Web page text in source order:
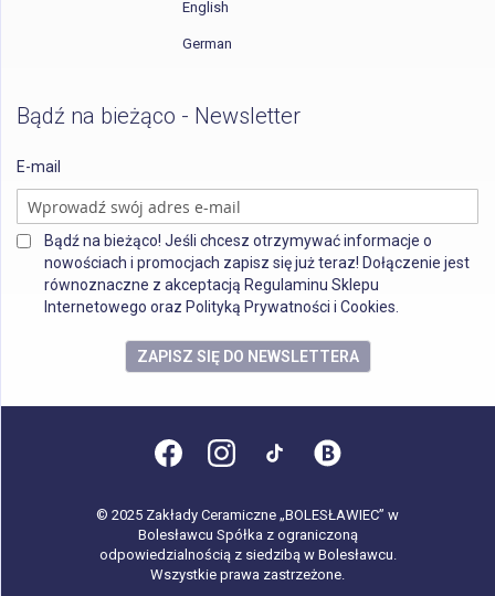
English
German
Bądź na bieżąco - Newsletter
E-mail
Bądź na bieżąco! Jeśli chcesz otrzymywać informacje o
nowościach i promocjach zapisz się już teraz! Dołączenie jest
równoznaczne z akceptacją Regulaminu Sklepu
Internetowego oraz Polityką Prywatności i Cookies.
ZAPISZ SIĘ DO NEWSLETTERA
© 2025 Zakłady Ceramiczne „BOLESŁAWIEC” w
Bolesławcu Spółka z ograniczoną
odpowiedzialnością z siedzibą w Bolesławcu.
Wszystkie prawa zastrzeżone.